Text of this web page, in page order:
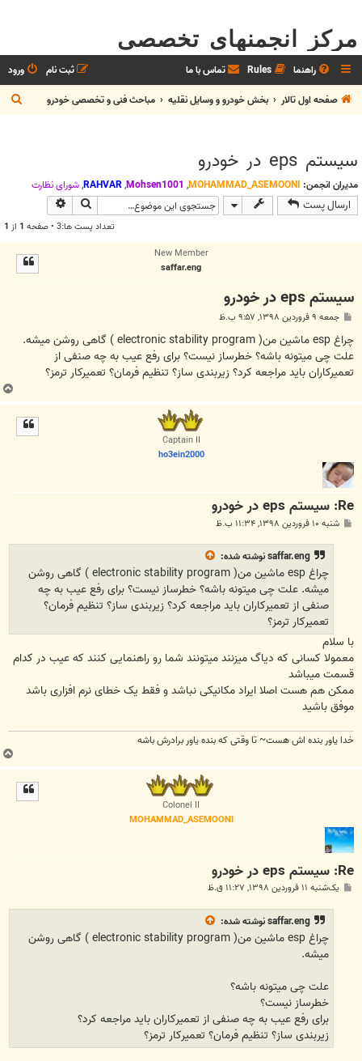
مرکز انجمنهای تخصصی
راهنما Rules تماس با ما ورود
ثبت نام
صفحه اول تالار
بخش خودرو و وسايل نقليه مباحث فنی و تخصصی خودرو
س
سیستم eps در خودرو
مدیران انجمن: MOHAMMAD_ASEMOONI
,
Mohsen1001
,
RAHVAR
,شوراي نظارت
ارسال پست جستجو
تعداد پست ها:3 • صفحه 1 از 1
New Member
saffar.eng
سیستم eps در خودرو
ت
جمعه ۹ فروردین ۱۳۹۸, ۹:۵۷ ب.ظ
چراغ esp ماشین من( electronic stability program ) گاهی روشن میشه.
علت چی میتونه باشه؟ خطرساز نیست؟ برای رفع عیب به چه صنفی از
تعمیرکاران باید مراجعه کرد؟ زیربندی ساز؟ تنظیم فرمان؟ تعمیرکار ترمز؟
Captain II
ho3ein2000
Re: سیستم eps در خودرو
شنبه ۱۰ فروردین ۱۳۹۸, ۱۱:۳۴ ب.ظ
saffar.engنوشته شده:
چراغ esp ماشین من( electronic stability program ) گاهی روشن
میشه. علت چی میتونه باشه؟ خطرساز نیست؟ برای رفع عیب به چه
صنفی از تعمیرکاران باید مراجعه کرد؟ زیربندی ساز؟ تنظیم فرمان؟
تعمیرکار ترمز؟
با سلام
معمولا کسانی که دیاگ میزنند میتونند شما رو راهنمایی کنند که عیب در کدام
قسمت میباشد
ممکن هم هست اصلا ایراد مکانیکی نباشد و فقط یک خطای نرم افزاری باشد
موفق باشید
خدا یاور بنده اش هست~ تا وقتی که بنده یاور برادرش باشه
Colonel II
MOHAMMAD_ASEMOONI
Re: سیستم eps در خودرو
یک‌شنبه ۱۱ فروردین ۱۳۹۸, ۱۱:۲۷ ق.ظ
saffar.engنوشته شده:
چراغ esp ماشین من( electronic stability program ) گاهی روشن
میشه.
علت چی میتونه باشه؟
خطرساز نیست؟
برای رفع عیب به چه صنفی از تعمیرکاران باید مراجعه کرد؟
زیربندی ساز؟ تنظیم فرمان؟ تعمیرکار ترمز؟